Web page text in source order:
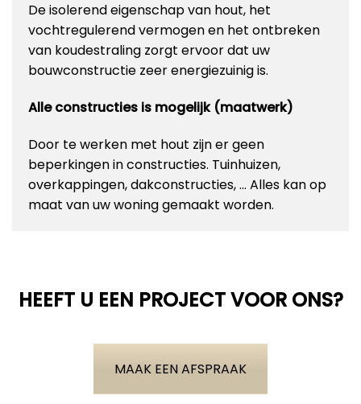
De isolerend eigenschap van hout, het
vochtregulerend vermogen en het ontbreken
van koudestraling zorgt ervoor dat uw
bouwconstructie zeer energiezuinig is.
Alle constructies is mogelijk (maatwerk)
Door te werken met hout zijn er geen
beperkingen in constructies. Tuinhuizen,
overkappingen, dakconstructies, … Alles kan op
maat van uw woning gemaakt worden.
HEEFT U EEN PROJECT VOOR ONS?
MAAK EEN AFSPRAAK